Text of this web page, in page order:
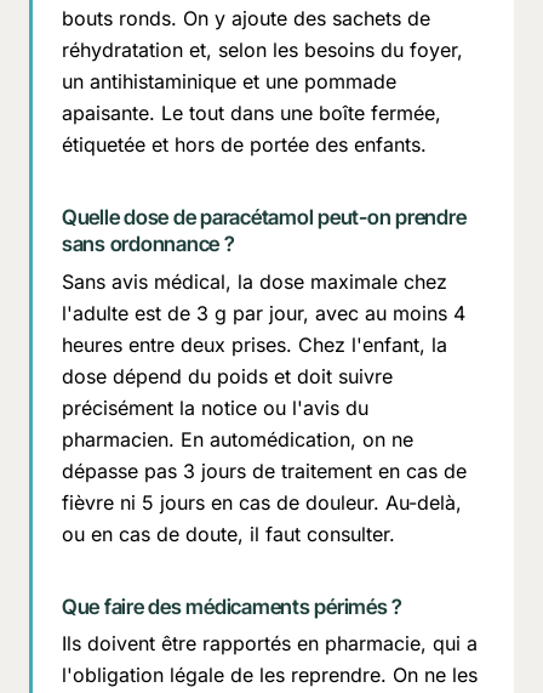
bouts ronds. On y ajoute des sachets de
réhydratation et, selon les besoins du foyer,
un antihistaminique et une pommade
apaisante. Le tout dans une boîte fermée,
étiquetée et hors de portée des enfants.
Quelle dose de paracétamol peut-on prendre
sans ordonnance ?
Sans avis médical, la dose maximale chez
l'adulte est de 3 g par jour, avec au moins 4
heures entre deux prises. Chez l'enfant, la
dose dépend du poids et doit suivre
précisément la notice ou l'avis du
pharmacien. En automédication, on ne
dépasse pas 3 jours de traitement en cas de
fièvre ni 5 jours en cas de douleur. Au-delà,
ou en cas de doute, il faut consulter.
Que faire des médicaments périmés ?
Ils doivent être rapportés en pharmacie, qui a
l'obligation légale de les reprendre. On ne les